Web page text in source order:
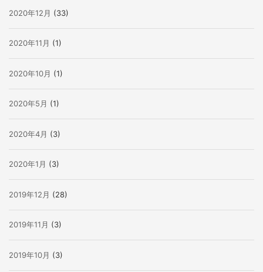
2020年12月 (33)
2020年11月 (1)
2020年10月 (1)
2020年5月 (1)
2020年4月 (3)
2020年1月 (3)
2019年12月 (28)
2019年11月 (3)
2019年10月 (3)